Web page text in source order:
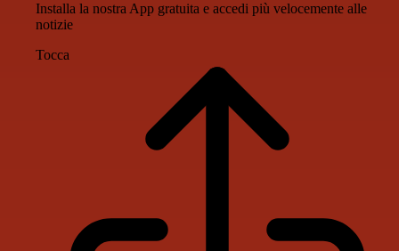
Installa la nostra App gratuita e accedi più velocemente alle
notizie
Tocca